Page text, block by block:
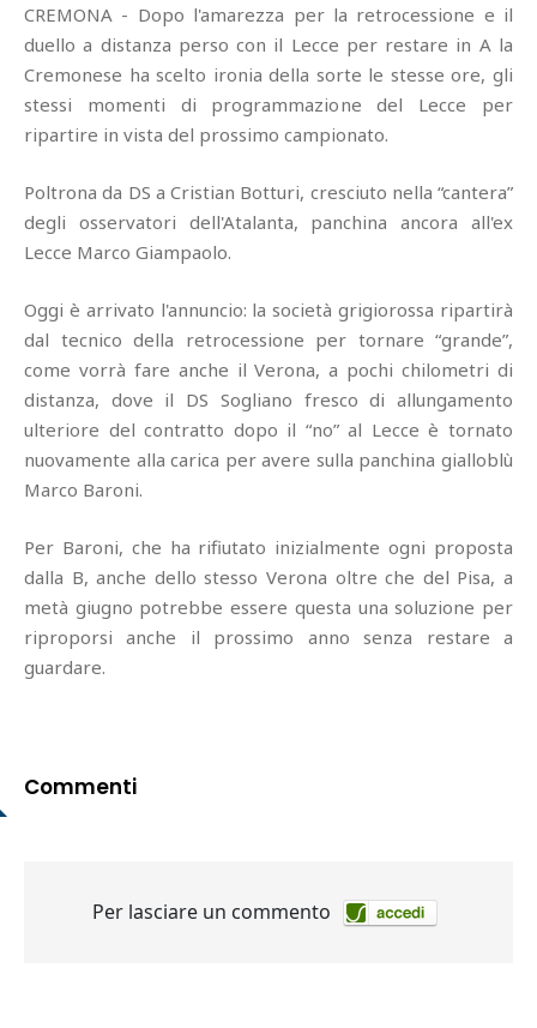
CREMONA - Dopo l'amarezza per la retrocessione e il
duello a distanza perso con il Lecce per restare in A la
Cremonese ha scelto ironia della sorte le stesse ore, gli
stessi momenti di programmazione del Lecce per
ripartire in vista del prossimo campionato.
Poltrona da DS a Cristian Botturi, cresciuto nella “cantera”
degli osservatori dell'Atalanta, panchina ancora all'ex
Lecce Marco Giampaolo.
Oggi è arrivato l'annuncio: la società grigiorossa ripartirà
dal tecnico della retrocessione per tornare “grande”,
come vorrà fare anche il Verona, a pochi chilometri di
distanza, dove il DS Sogliano fresco di allungamento
ulteriore del contratto dopo il “no” al Lecce è tornato
nuovamente alla carica per avere sulla panchina gialloblù
Marco Baroni.
Per Baroni, che ha rifiutato inizialmente ogni proposta
dalla B, anche dello stesso Verona oltre che del Pisa, a
metà giugno potrebbe essere questa una soluzione per
riproporsi anche il prossimo anno senza restare a
guardare.
Commenti